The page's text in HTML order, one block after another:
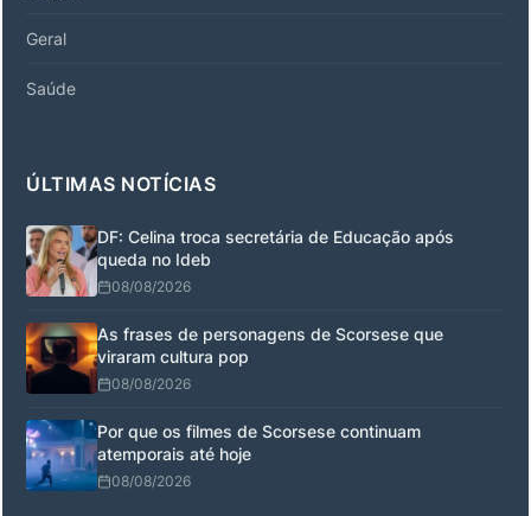
Geral
Saúde
ÚLTIMAS NOTÍCIAS
DF: Celina troca secretária de Educação após
queda no Ideb
08/08/2026
As frases de personagens de Scorsese que
viraram cultura pop
08/08/2026
Por que os filmes de Scorsese continuam
atemporais até hoje
08/08/2026